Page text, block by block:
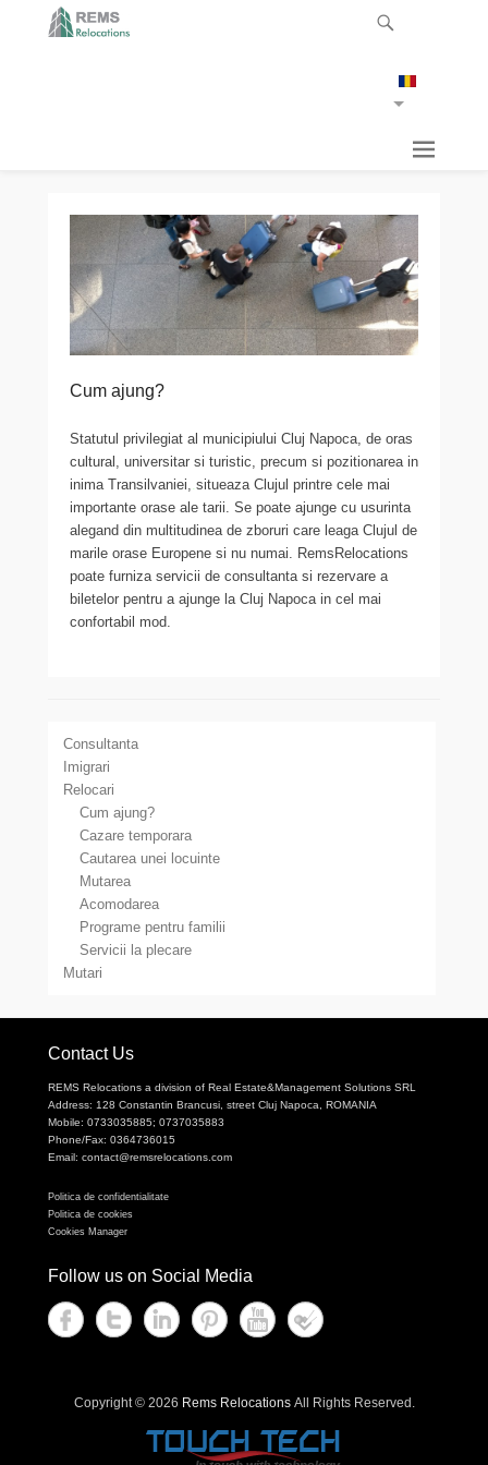
Cum ajung?
Statutul privilegiat al municipiului Cluj Napoca, de oras
cultural, universitar si turistic, precum si pozitionarea in
inima Transilvaniei,.situeaza Clujul printre cele mai
importante orase ale tarii. Se poate ajunge cu usurinta
alegand din multitudinea de zboruri care leaga Clujul de
marile orase Europene si nu numai. RemsRelocations
poate furniza servicii de consultanta si rezervare a
biletelor pentru a ajunge la Cluj Napoca in cel mai
confortabil mod.
Consultanta
Imigrari
Relocari
Cum ajung?
Cazare temporara
Cautarea unei locuinte
Mutarea
Acomodarea
Programe pentru familii
Servicii la plecare
Mutari
Contact Us
REMS Relocations a division of Real Estate&Management Solutions SRL
Address: 128 Constantin Brancusi, street Cluj Napoca, ROMANIA
Mobile: 0733035885; 0737035883
Phone/Fax: 0364736015
Email: contact@remsrelocations.com
Politica de confidentialitate
Politica de cookies
Cookies Manager
Follow us on Social Media
Copyright © 2026 Rems RelocationsAll Rights Reserved.